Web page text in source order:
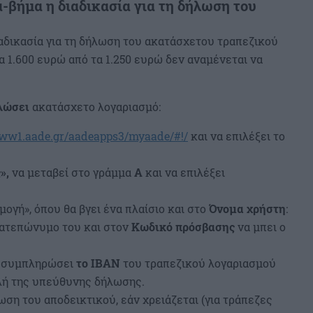
βήμα η διαδικασία για τη δήλωση του
για τη δήλωση του ακατάσχετου τραπεζικού
1.600 ευρώ από τα 1.250 ευρώ δεν αναμένεται να
ακατάσχετο λογαριασμό:
aadeapps3/myaade/#!/και να επιλέξει το
να μεταβεί στο γράμμαΑκαι να επιλέξει
όπου θα βγει ένα πλαίσιο και στο Όνομα χρήστη:
του και στονΚωδικό πρόσβασηςνα μπει ο
το IBAN του τραπεζικού λογαριασμού
της υπεύθυνης δήλωσης.
του αποδεικτικού, εάν χρειάζεται (για τράπεζες